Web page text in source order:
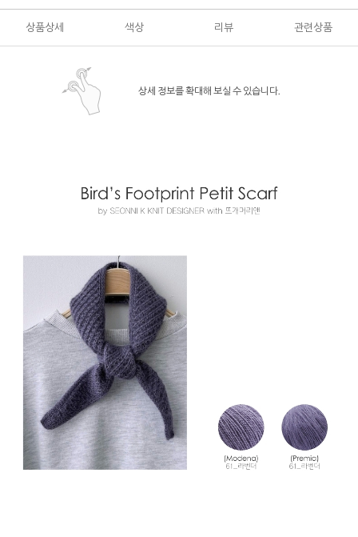
상품상세 색상 리뷰 관련상품
상세 정보를 확대해 보실 수 있습니다.